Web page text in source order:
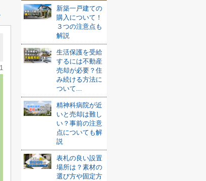
新築一戸建ての
購入について！
３つの注意点も
解説
生活保護を受給
するには不動産
売却が必要？住
み続ける方法に
ついて...
精神科病院が近
いと売却は難し
い？事前の注意
点についても解
説
表札の良い設置
場所は？素材の
選び方や固定方